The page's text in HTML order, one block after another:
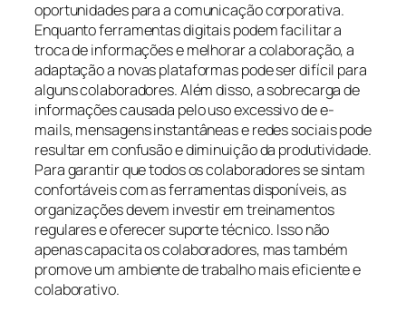
oportunidades para a comunicação corporativa.
Enquanto ferramentas digitais podem facilitar a
troca de informações e melhorar a colaboração, a
adaptação a novas plataformas pode ser difícil para
alguns colaboradores. Além disso, a sobrecarga de
informações causada pelo uso excessivo de e-
mails, mensagens instantâneas e redes sociais pode
resultar em confusão e diminuição da produtividade.
Para garantir que todos os colaboradores se sintam
confortáveis com as ferramentas disponíveis, as
organizações devem investir em treinamentos
regulares e oferecer suporte técnico. Isso não
apenas capacita os colaboradores, mas também
promove um ambiente de trabalho mais eficiente e
colaborativo.